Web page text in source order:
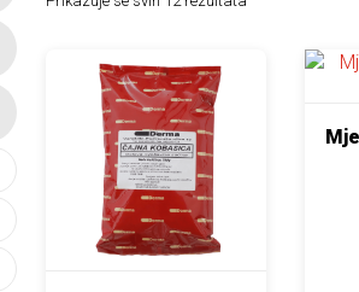
Ovaj proizvod ima više varijanti.Ovaj